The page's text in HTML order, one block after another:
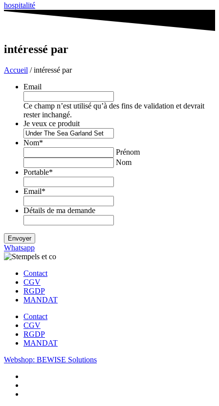
hospitalité
intéressé par
Accueil / intéressé par
Email
Ce champ n’est utilisé qu’à des fins de validation et devrait
rester inchangé.
Je veux ce produit
Nom*
Prénom
Nom
Portable*
Email*
Détails de ma demande
Envoyer
Whatsapp
Contact
CGV
RGDP
MANDAT
Contact
CGV
RGDP
MANDAT
Webshop: BEWISE Solutions